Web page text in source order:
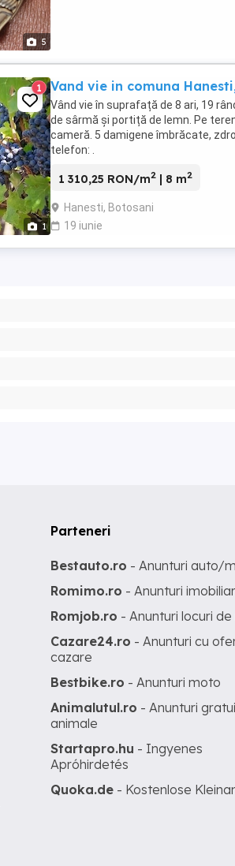
5
1
1 Vand vie in comuna
Vând vie în suprafață de 8 ari, 19
de sârmă și portiță de lemn. Pe
cameră. 5 damigene îmbrăcate,
telefon: .
1 310,25 RON/m2 | 8 m2
Hanesti, Botosani
19 iunie
Parteneri
Bestauto.ro - Anunturi auto/
Romimo.ro - Anunturi
Romjob.ro - Anunturi locuri
Cazare24.ro - Anunturi cu
cazare
Bestbike.ro - Anunturi moto
Animalutul.ro - Anunturi
animale
Startapro.hu - Ingyenes
Apróhirdetés
Quoka.de - Kostenlose